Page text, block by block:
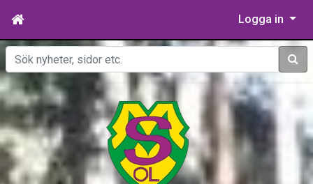
Logga in
Sök